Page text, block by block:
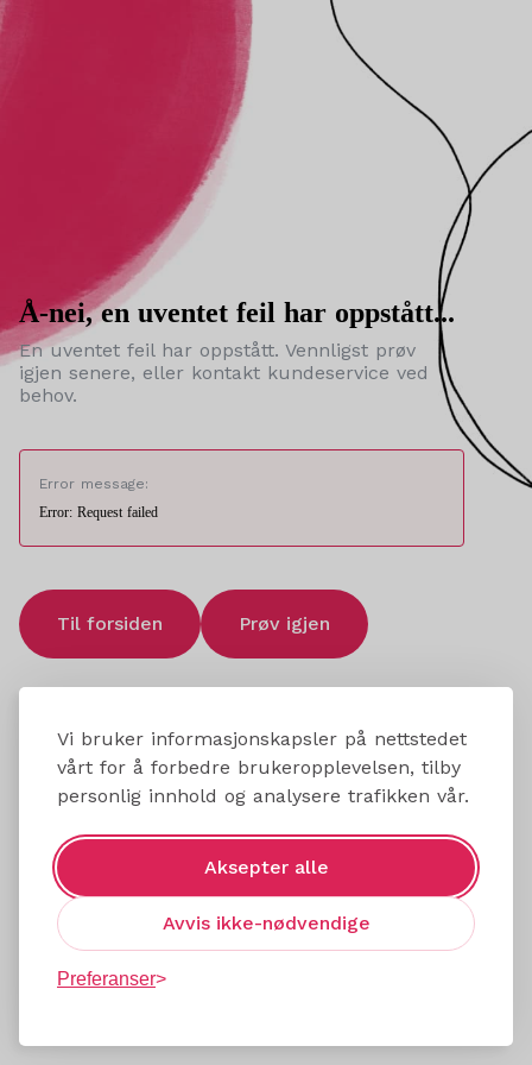
Vi bruker informasjonskapsler på nettstedet
vårt for å forbedre brukeropplevelsen, tilby
personlig innhold og analysere trafikken vår.
Aksepter alle
Avvis ikke-nødvendige
Preferanser
Å-nei, en uventet feil har oppstått...
En uventet feil har oppstått. Vennligst prøv
igjen senere, eller kontakt kundeservice ved
behov.
Error message:
Error: Request failed
Til forsiden Prøv igjen